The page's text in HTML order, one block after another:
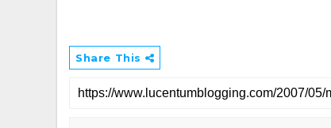
Share This